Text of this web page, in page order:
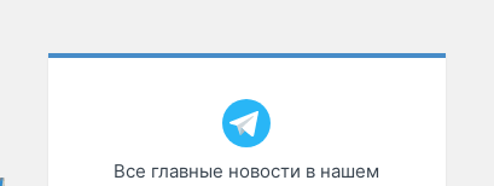
Все главные новости в нашем